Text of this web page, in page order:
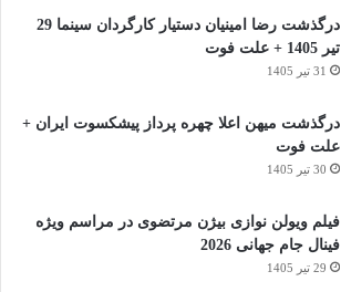
درگذشت رضا امینیان دستیار کارگردان سینما 29
تیر 1405 + علت فوت
31 تیر 1405
درگذشت میهن اعلا چهره پرداز پیشکسوت ایران +
علت فوت
30 تیر 1405
فیلم ویولن نوازی بیژن مرتضوی در مراسم ویژه
فینال جام جهانی 2026
29 تیر 1405